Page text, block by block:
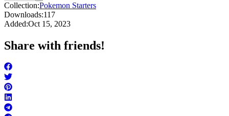
Collection:Pokemon Starters
Downloads:117
Added:Oct 15, 2023
Share with friends!